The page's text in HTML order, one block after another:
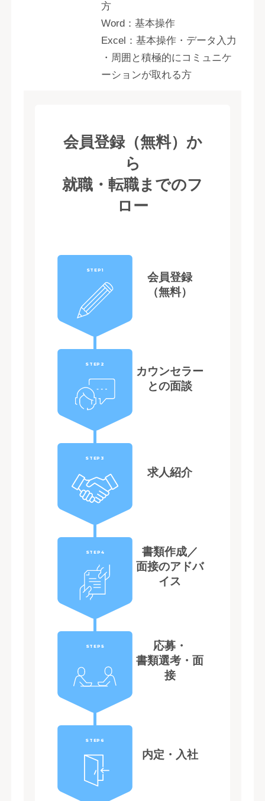
方
Word：基本操作
Excel：基本操作・データ入力
・周囲と積極的にコミュニケ
ーションが取れる方
会員登録（無料）か
ら
就職・転職までのフ
ロー
STEP1
会員登録
（無料）
STEP2
カウンセラー
との面談
STEP3
求人紹介
STEP4
書類作成／
面接のアドバ
イス
STEP5
応募・
書類選考・面
接
STEP6
内定・入社